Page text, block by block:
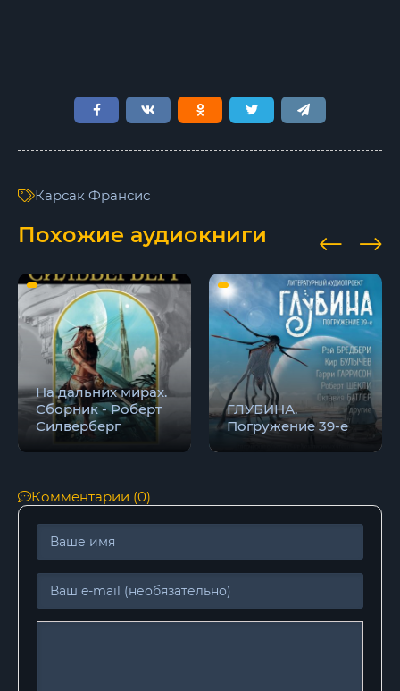
Карсак Франсис
Похожие аудиокниги
На дальних мирах.
Сборник - Роберт
Силверберг
ГЛУБИНА.
Погружение 39-е
Комментарии (0)